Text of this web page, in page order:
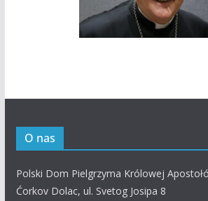
O nas
Polski Dom Pielgrzyma Królowej
Ćorkov Dolac, ul. Svetog Josipa 8